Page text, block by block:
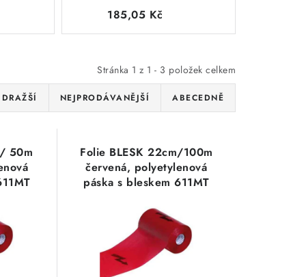
185,05 Kč
Stránka 1 z 1 - 3 položek celkem
NEJPRODÁVANĚJŠÍ ABECEDNĚ
50m
Folie BLESK 22cm/100m
červená, polyetylenová
páska s bleskem 611MT